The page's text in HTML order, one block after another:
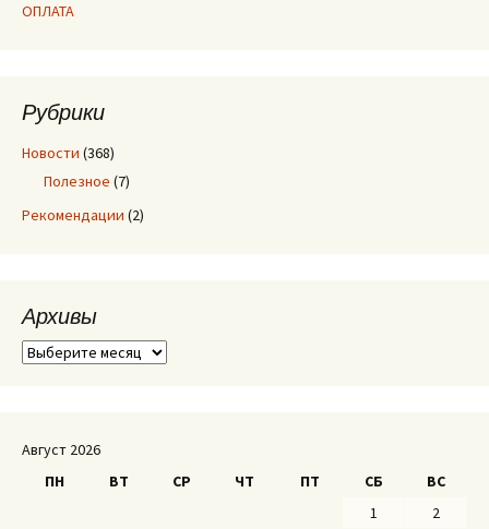
ОПЛАТА
Рубрики
Новости (368)
Полезное (7)
Рекомендации (2)
Архивы
А
в
Август 2026
ПН
ВТ СР ЧТ ПТ СБ
ВС
1
2